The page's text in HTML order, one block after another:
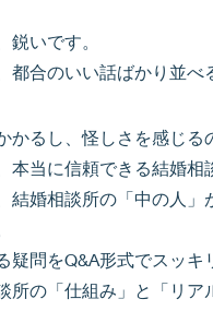
鋭いです。
都合のいい話ばかり並べ
かるし、怪しさを感じる
本当に信頼できる結婚相
結婚相談所の「中の人」
疑問をQ&A形式でスッ
所の「仕組み」と「リア